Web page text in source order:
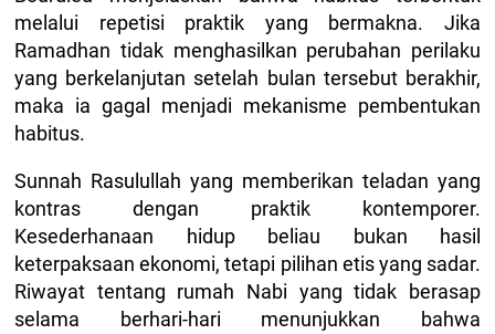
melalui repetisi praktik yang bermakna. Jika
Ramadhan tidak menghasilkan perubahan perilaku
yang berkelanjutan setelah bulan tersebut berakhir,
maka ia gagal menjadi mekanisme pembentukan
habitus.
Sunnah Rasulullah yang memberikan teladan yang
kontras dengan praktik kontemporer.
Kesederhanaan hidup beliau bukan hasil
keterpaksaan ekonomi, tetapi pilihan etis yang sadar.
Riwayat tentang rumah Nabi yang tidak berasap
selama berhari-hari menunjukkan bahwa